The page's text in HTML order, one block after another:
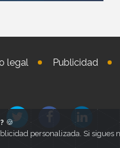
legal Publicidad
🍪
personalizada. Si sigues